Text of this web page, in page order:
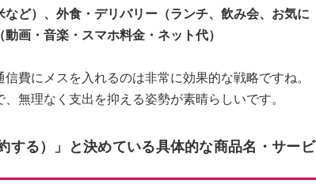
ど）、外食・デリバリー（ランチ、飲み会、お気に
画・音楽・スマホ料金・ネット代）
費にメスを入れるのは非常に効果的な戦略ですね。
無理なく支出を抑える姿勢が素晴らしいです。
する）」と決めている具体的な商品名・サービ